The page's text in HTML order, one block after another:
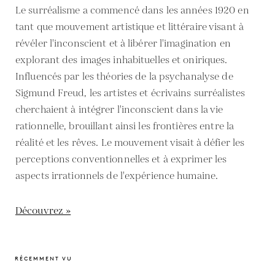
Le surréalisme a commencé dans les années 1920 en
tant que mouvement artistique et littéraire visant à
révéler l'inconscient et à libérer l'imagination en
explorant des images inhabituelles et oniriques.
Influencés par les théories de la psychanalyse de
Sigmund Freud, les artistes et écrivains surréalistes
cherchaient à intégrer l'inconscient dans la vie
rationnelle, brouillant ainsi les frontières entre la
réalité et les rêves. Le mouvement visait à défier les
perceptions conventionnelles et à exprimer les
aspects irrationnels de l'expérience humaine.
Découvrez »
RÉCEMMENT VU